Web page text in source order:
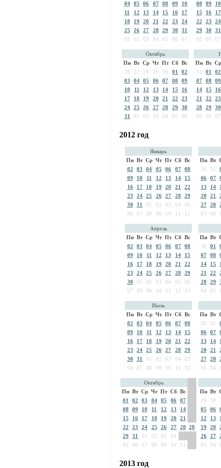
04
05 06 07 08 09
10
11
12 13 14 15 16
17
18
19 20 21 22 23
24
25
26 27 28 29 30
31
01
02 03 04 05 06 07
08
09
10
15
16
17
22
23
24
29
30
31
05
06 07
Октябрь
Пн Вт Ср Чт Пт Сб Вс
26
27 28 29 30 01
02
03
04 05 06 07 08
09
10
11 12 13 14 15
16
17
18 19 20 21 22
23
24
25 26 27 28 29
30
31
01 02 03 04 05 06
Пн Вт Ср
31
01
02
07
08
09
14
15
16
21
22
23
28
29
30
05
06 07
2012 год
Январь
Пн Вт Ср Чт Пт Сб Вс
02
03 04 05 06 07 08
09
10 11 12 13 14
15
16
17 18 19 20 21
22
23
24 25 26 27 28
29
30
31 01 02 03 04
05
06
07 08 09 10 11 12
Пн Вт
30
31
06
07
13
14
20
21
27
28
05
06
Апрель
Пн Вт Ср Чт Пт Сб Вс
02
03 04 05 06 07 08
09
10 11 12 13 14
15
16
17 18 19 20 21
22
23
24 25 26 27 28
29
30
01 02 03 04 05
06
07
08 09 10 11 12 13
Пн Вт
30
01
07
08
14
15
21
22
28
29
04
05
Июль
Пн Вт Ср Чт Пт Сб Вс
02
03 04 05 06 07 08
09
10 11 12 13 14
15
16
17 18 19 20 21
22
23
24 25 26 27 28
29
30
31 01 02 03 04
05
06
07 08 09 10 11 12
Пн Вт
30
31
06
07
13
14
20
21
27
28
03
04
Октябрь
Пн Вт Ср Чт Пт Сб Вс
01
02 03 04 05 06 07
08
09 10 11 12 13
14
15
16 17 18 19 20
21
22
23 24 25 26 27 28 28
29
31 01 02 03
04
05
06 07 08 09 10 11
Пн Вт
29
30
05
06
12
13
19
20
26
27
03
04
2013 год